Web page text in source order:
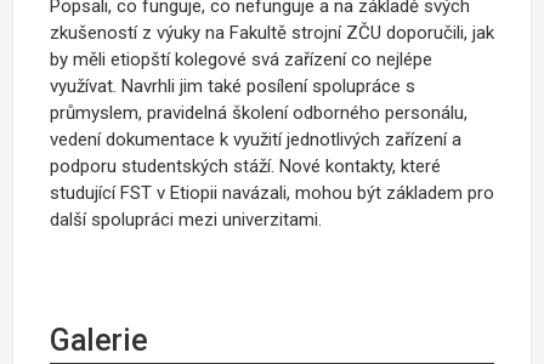
Popsali, co funguje, co nefunguje a na základě svých
zkušeností z výuky na Fakultě strojní ZČU doporučili, jak
by měli etiopští kolegové svá zařízení co nejlépe
využívat. Navrhli jim také posílení spolupráce s
průmyslem, pravidelná školení odborného personálu,
vedení dokumentace k využití jednotlivých zařízení a
podporu studentských stáží. Nové kontakty, které
studující FST v Etiopii navázali, mohou být základem pro
další spolupráci mezi univerzitami.
Galerie